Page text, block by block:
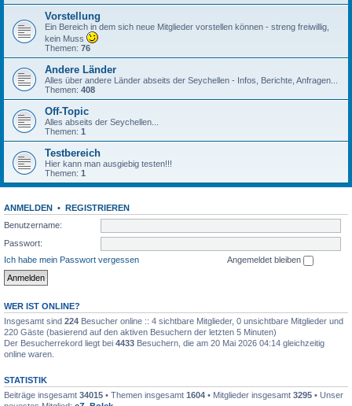
Vorstellung
Ein Bereich in dem sich neue Mitglieder vorstellen können - streng freiwillig,
kein Muss
Themen: 76
Andere Länder
Alles über andere Länder abseits der Seychellen - Infos, Berichte, Anfragen...
Themen: 408
Off-Topic
Alles abseits der Seychellen...
Themen: 1
Testbereich
Hier kann man ausgiebig testen!!!
Themen: 1
ANMELDEN • REGISTRIEREN
Benutzername:
Passwort:
Ich habe mein Passwort vergessen
Angemeldet bleiben
WER IST ONLINE?
Insgesamt sind 224 Besucher online :: 4 sichtbare Mitglieder, 0 unsichtbare Mitglieder und
220 Gäste (basierend auf den aktiven Besuchern der letzten 5 Minuten)
Der Besucherrekord liegt bei 4433 Besuchern, die am 20 Mai 2026 04:14 gleichzeitig
online waren.
STATISTIK
Beiträge insgesamt 34015 • Themen insgesamt 1604 • Mitglieder insgesamt 3295 • Unser